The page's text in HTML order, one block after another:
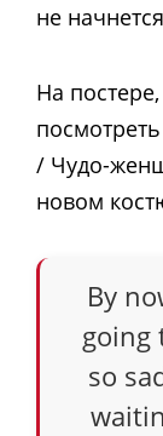
не
На
/ Чудо-
новом
By
going
so